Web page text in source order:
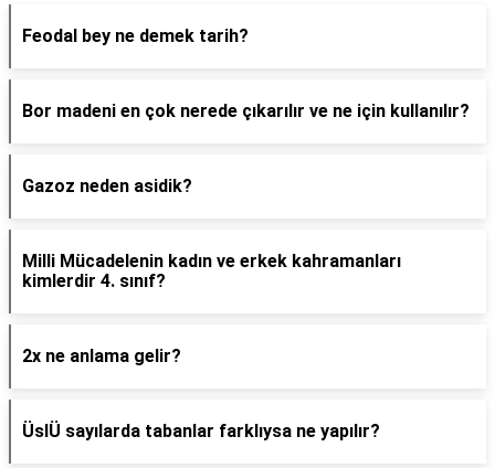
Feodal bey ne demek tarih?
Bor madeni en çok nerede çıkarılır ve ne için kullanılır?
Gazoz neden asidik?
Milli Mücadelenin kadın ve erkek kahramanları
kimlerdir 4. sınıf?
2x ne anlama gelir?
ÜslÜ sayılarda tabanlar farklıysa ne yapılır?